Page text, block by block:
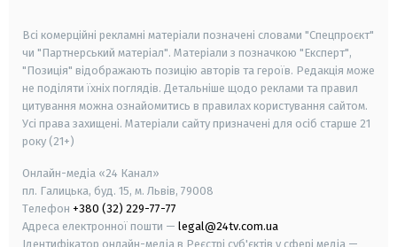
Всі комерційні рекламні матеріали позначені словами "Спецпроєкт"
чи "Партнерський матеріал". Матеріали з позначкою "Експерт",
"Позиція" відображають позицію авторів та героїв. Редакція може
не поділяти їхніх поглядів. Детальніше щодо реклами та правил
цитування можна ознайомитись в правилах користування сайтом.
Усі права захищені. Матеріали сайту призначені для осіб старше 21
року (21+)
Онлайн-медіа «24 Канал»
пл. Галицька, буд. 15, м. Львів, 79008
Телефон +380 (32) 229-77-77
Адреса електронної пошти — legal@24tv.com.ua
Ідентифікатор онлайн-медіа в Реєстрі суб'єктів у сфері медіа —